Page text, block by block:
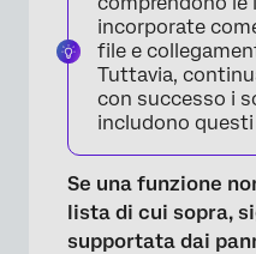
incorporate
file e
Tuttavia,
con successo i
includono
Se una funzione
lista di cui sopra,
supportata dai